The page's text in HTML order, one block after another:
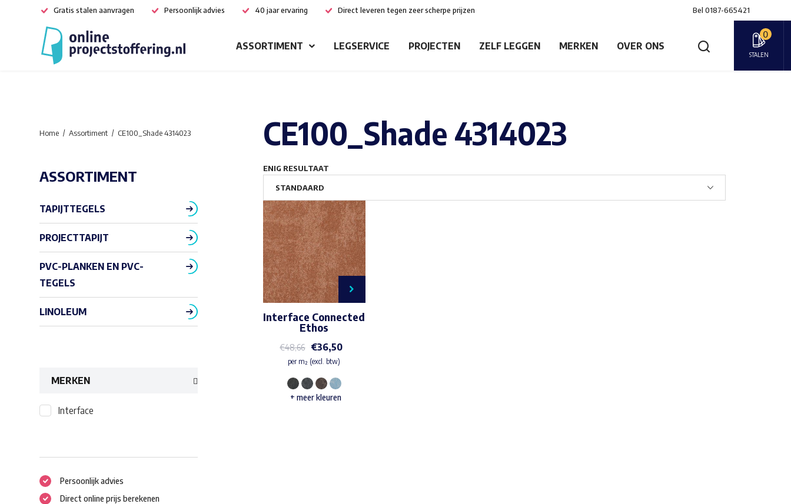
Gratis stalen aanvragen Persoonlijk advies 40 jaar ervaring Direct leveren tegen zeer scherpe prijzen Bel 0187-665421
ASSORTIMENT LEGSERVICE PROJECTEN ZELF LEGGEN MERKEN OVER ONS
0
STALEN
CE100_Shade 4314023
ENIG RESULTAAT
Interface Connected
Ethos
€48,66 €36,50
per m² (excl. btw)
Dit
+ meer kleuren
Home Assortiment CE100_Shade 4314023
ASSORTIMENT
TAPIJTTEGELS
PROJECTTAPIJT
PVC-PLANKEN EN PVC-
TEGELS
LINOLEUM
MERKEN
Interface
Persoonlijk advies
Direct online prijs berekenen